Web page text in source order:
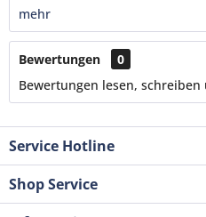
mehr
Bewertungen
0
Bewertungen lesen,
Service Hotline
Shop Service